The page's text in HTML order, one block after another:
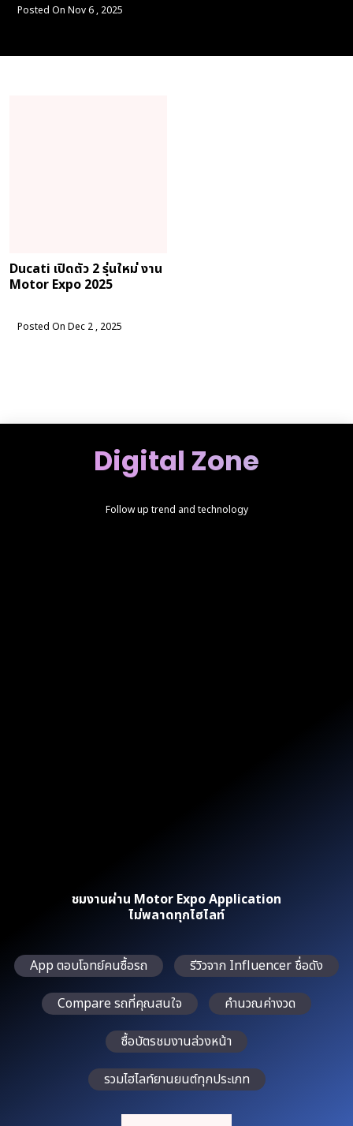
Posted On Nov 6 , 2025
Ducati เปิดตัว 2 รุ่นใหม่ งาน
Motor Expo 2025
Posted On Dec 2 , 2025
Digital Zone
Follow up trend and technology
ชมงานผ่าน Motor Expo Application
ไม่พลาดทุกไฮไลท์
App ตอบโจทย์คนซื้อรถ
รีวิวจาก Influencer ชื่อดัง
Compare รถที่คุณสนใจ
คำนวณค่างวด
ซื้อบัตรชมงานล่วงหน้า
รวมไฮไลท์ยานยนต์ทุกประเภท